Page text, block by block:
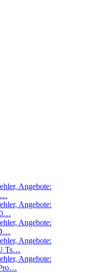
Angebote:
Angebote:
Angebote:
Angebote:
Ts…
Angebote: